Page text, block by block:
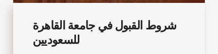
شروط القبول في جامعة القاهرة
للسعوديين